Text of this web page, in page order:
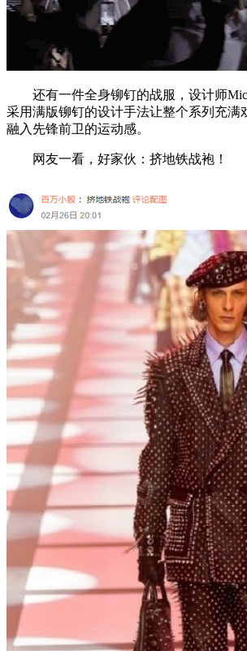
还有一件全身铆钉的战服，设计师
采用满版铆钉的设计手法让整个系列充满
融入先锋前卫的运动感。
网友一看，好家伙：挤地铁战袍！